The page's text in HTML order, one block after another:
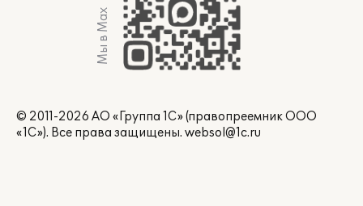
Мы в Max
© 2011-2026 АО «Группа 1С» (правопреемник ООО
«1С»). Все права защищены. websol@1c.ru